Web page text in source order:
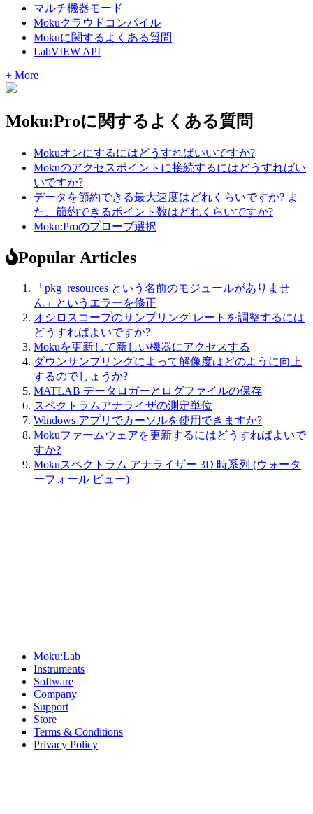
マルチ機器モード
Mokuクラウドコンパイル
Mokuに関するよくある質問
LabVIEW API
+ More
Moku:Proに関するよくある質問
Mokuオンにするにはどうすればいいですか?
Mokuのアクセスポイントに接続するにはどうすればい
いですか?
データを節約できる最大速度はどれくらいですか? ま
た、節約できるポイント数はどれくらいですか?
Moku:Proのプローブ選択
Popular Articles
「pkg_resources という名前のモジュールがありませ
ん」というエラーを修正
オシロスコープのサンプリング レートを調整するには
どうすればよいですか?
Mokuを更新して新しい機器にアクセスする
ダウンサンプリングによって解像度はどのように向上
するのでしょうか?
MATLAB データロガーとログファイルの保存
スペクトラムアナライザの測定単位
Windows アプリでカーソルを使用できますか?
Mokuファームウェアを更新するにはどうすればよいで
すか?
Mokuスペクトラム アナライザー 3D 時系列 (ウォータ
ーフォール ビュー)
Moku:Lab
Instruments
Software
Company
Support
Store
Terms & Conditions
Privacy Policy